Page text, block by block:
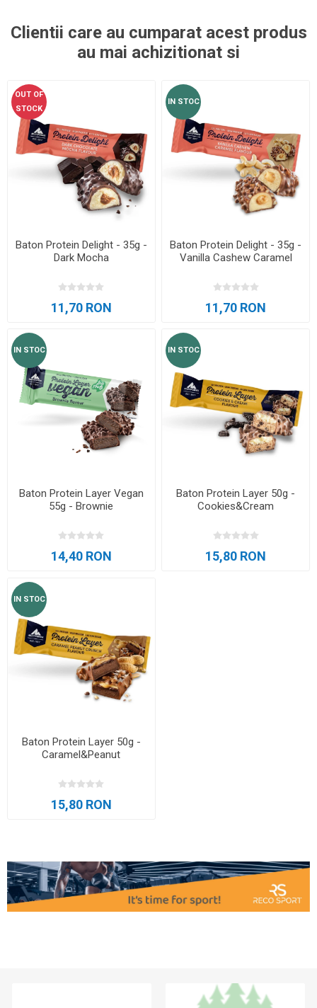
Clientii care au cumparat acest produs
au mai achizitionat si
OUT OF
STOCK
Baton Protein Delight - 35g -
Dark Mocha
11,70 RON
IN STOC
Baton Protein Delight - 35g -
Vanilla Cashew Caramel
11,70 RON
IN STOC
Baton Protein Layer Vegan
55g - Brownie
14,40 RON
IN STOC
Baton Protein Layer 50g -
Cookies&Cream
15,80 RON
IN STOC
Baton Protein Layer 50g -
Caramel&Peanut
15,80 RON